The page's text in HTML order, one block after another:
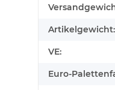
Wert
Artikelgewicht:
VE:
Euro-